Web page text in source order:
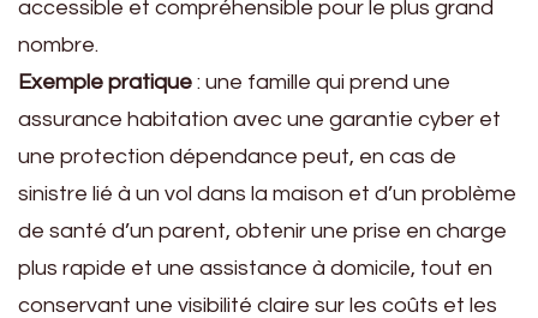
accessible et compréhensible pour le plus grand
nombre.
Exemple pratique : une famille qui prend une
assurance habitation avec une garantie cyber et
une protection dépendance peut, en cas de
sinistre lié à un vol dans la maison et d’un problème
de santé d’un parent, obtenir une prise en charge
plus rapide et une assistance à domicile, tout en
conservant une visibilité claire sur les coûts et les